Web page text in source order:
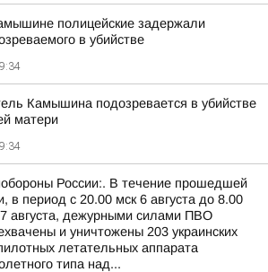
полицейские задержали
в убийстве
Камышина подозревается в убийстве
матери
России:. В течение прошедшей
в период с 20.00 мск 6 августа до 8.00
августа, дежурными силами ПВО
и уничтожены 203 украинских
летательных аппарата
типа над...